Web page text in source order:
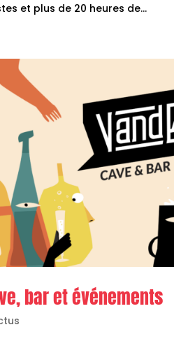
et plus de 20 heures de...
bar et événements